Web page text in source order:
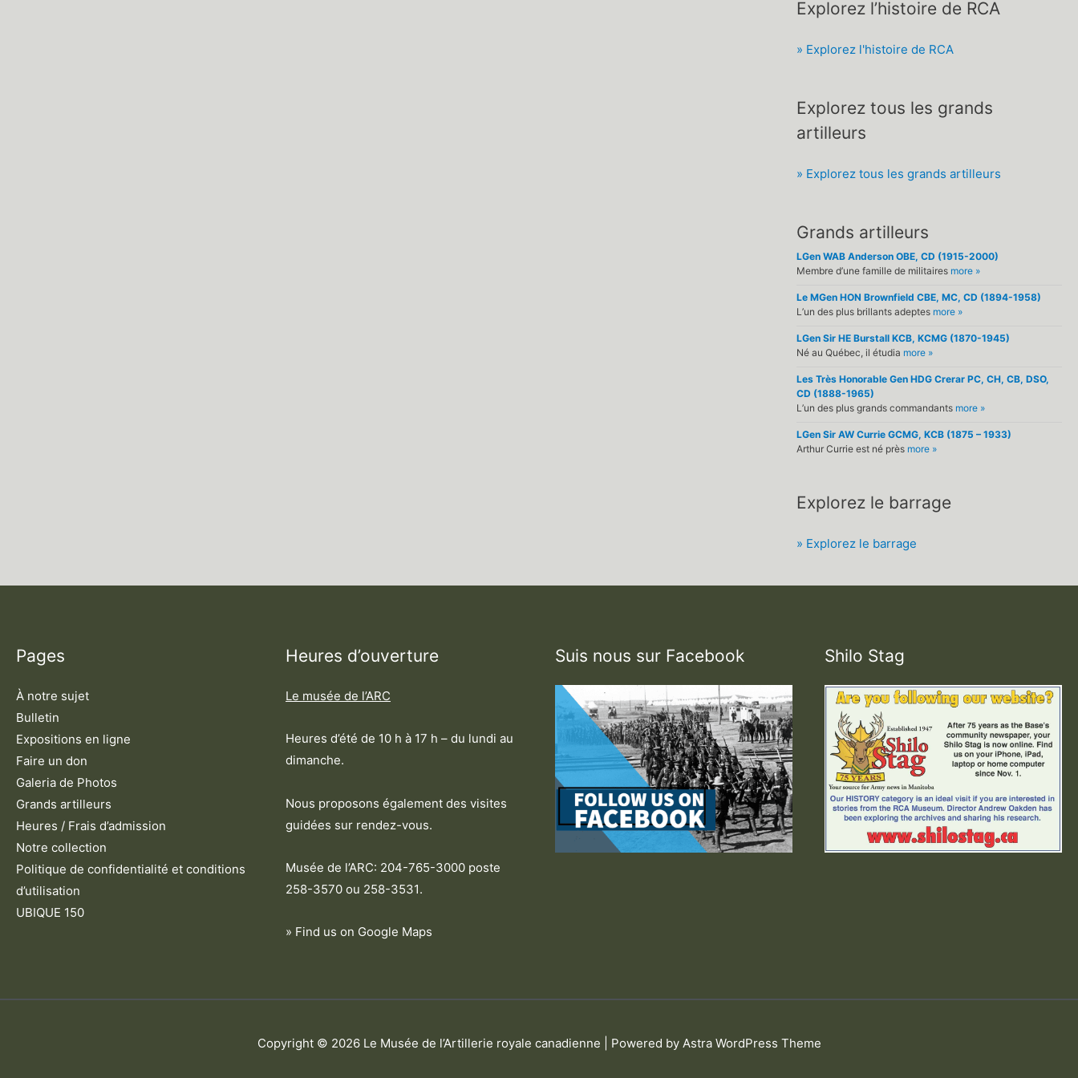
Explorez l’histoire de RCA
» Explorez l'histoire de RCA
Explorez tous les grands
artilleurs
» Explorez tous les grands artilleurs
Grands artilleurs
LGen WAB Anderson OBE, CD (1915-2000)
Membre d’une famille de militaires more »
Le MGen HON Brownfield CBE, MC, CD (1894-1958)
L’un des plus brillants adeptes more »
LGen Sir HE Burstall KCB, KCMG (1870-1945)
Né au Québec, il étudia more »
Les Très Honorable Gen HDG Crerar PC, CH, CB, DSO,
CD (1888-1965)
L’un des plus grands commandants more »
LGen Sir AW Currie GCMG, KCB (1875 – 1933)
Arthur Currie est né près more »
Explorez le barrage
» Explorez le barrage
Pages
À notre sujet
Bulletin
Expositions en ligne
Faire un don
Galeria de Photos
Grands artilleurs
Heures / Frais d’admission
Notre collection
Politique de confidentialité et conditions
d’utilisation
UBIQUE 150
Heures d’ouverture
Le musée de l’ARC
Heures d’été de 10 h à 17 h – du lundi au
dimanche.
Nous proposons également des visites
guidées sur rendez-vous.
Musée de l’ARC: 204-765-3000 poste
258-3570 ou 258-3531.
» Find us on Google Maps
Suis nous sur Facebook Shilo Stag
Copyright © 2026 Le Musée de l’Artillerie royale canadienne | Powered by Astra WordPress Theme